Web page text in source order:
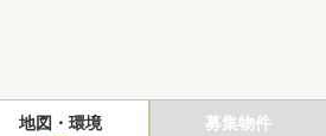
地図・環境 募集物件